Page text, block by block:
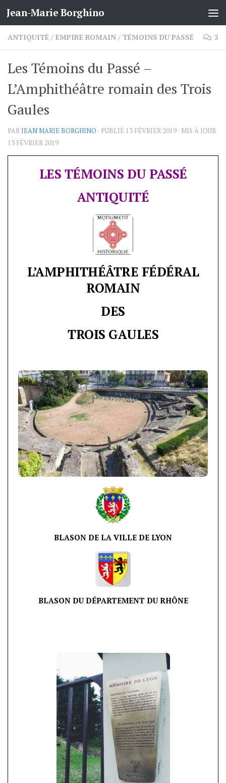
Skip to content
Jean-Marie Borghino
ANTIQUITÉ / EMPIRE ROMAIN / TÉMOINS DU PASSÉ 3
Les Témoins du Passé –
L’Amphithéâtre romain des Trois
Gaules
PARJEAN MARIE BORGHINO · PUBLIÉ 13 FÉVRIER 2019 · MIS À JOUR
13 FÉVRIER 2019
LES TÉMOINS DU PASSÉ
ANTIQUITÉ
L’AMPHITHÉÂTRE FÉDÉRAL
ROMAIN
DES
TROIS GAULES
BLASON DE LA VILLE DE LYON
BLASON DU DÉPARTEMENT DU RHÔNE